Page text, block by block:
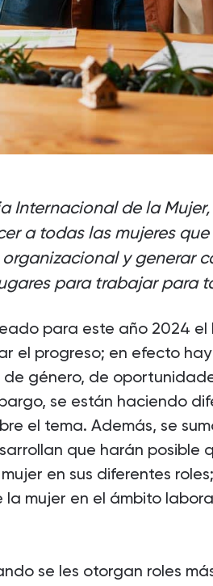
Internacional de la
a todas las mujeres
y generar
para trabajar para
para este año 2024 el
el progreso; en efecto
género, de
se están haciendo
el tema. Además, se
que harán posible
en sus diferentes
la mujer en el ámbito
se les otorgan roles